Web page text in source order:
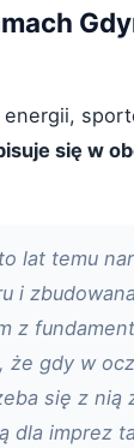
energii,
się w
lat temu
i
z
że gdy w
się z nią
dla imprez